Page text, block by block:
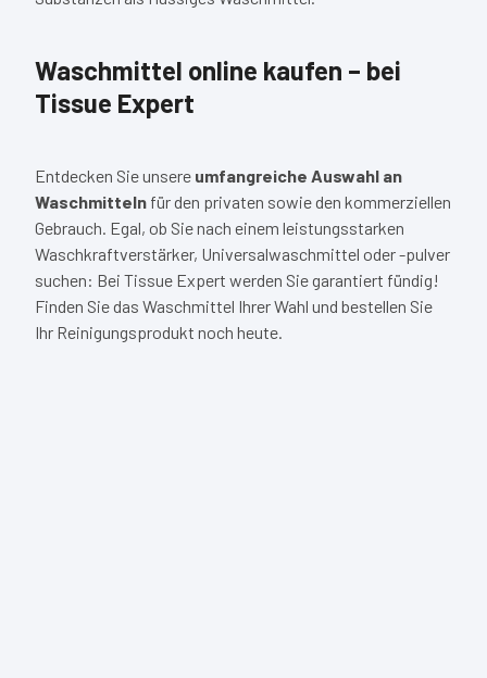
Waschmittel online kaufen – bei
Tissue Expert
Entdecken Sie unsere umfangreiche Auswahl an
Waschmitteln für den privaten sowie den kommerziellen
Gebrauch. Egal, ob Sie nach einem leistungsstarken
Waschkraftverstärker, Universalwaschmittel oder -pulver
suchen: Bei Tissue Expert werden Sie garantiert fündig!
Finden Sie das Waschmittel Ihrer Wahl und bestellen Sie
Ihr Reinigungsprodukt noch heute.